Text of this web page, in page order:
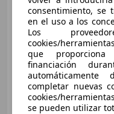
12/2025 25 km
consentimiento, se
en el uso a los
Los
cookies/
que
financiación
completar nuevas
cookies/
se pueden utilizar